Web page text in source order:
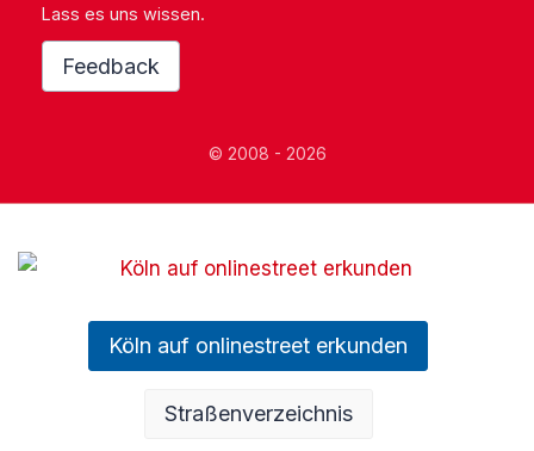
Lass es uns wissen.
Feedback
© 2008 - 2026
Köln auf onlinestreet erkunden
Straßenverzeichnis